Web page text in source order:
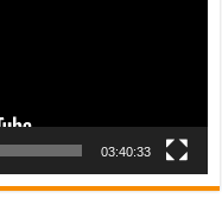
03:40:33